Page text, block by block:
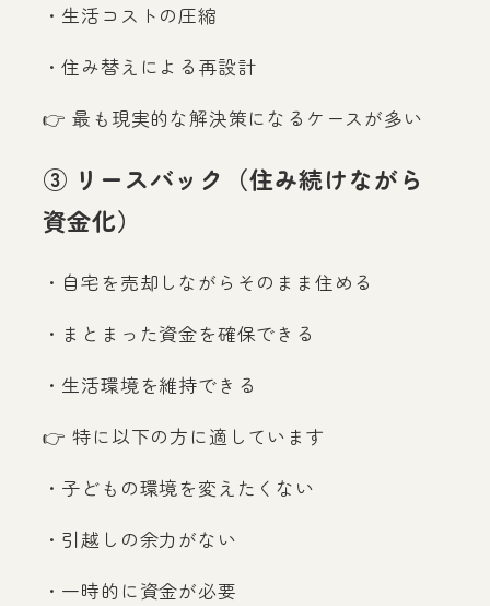
・生活コストの圧縮
・住み替えによる再設計
👉 最も現実的な解決策になるケースが多い
③ リースバック（住み続けながら
資金化）
・自宅を売却しながらそのまま住める
・まとまった資金を確保できる
・生活環境を維持できる
👉 特に以下の方に適しています
・子どもの環境を変えたくない
・引越しの余力がない
・一時的に資金が必要